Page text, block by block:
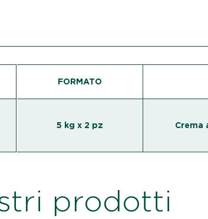
FORMATO
5 kg x 2 pz Crema
prodotti